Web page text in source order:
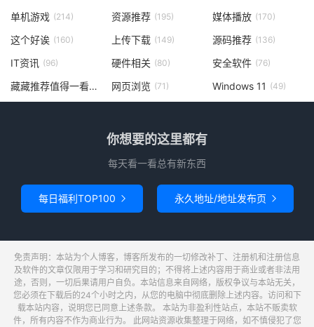
单机游戏 (214) 资源推荐 (195) 媒体播放 (170)
这个好诶 (160) 上传下载 (149) 源码推荐 (136)
IT资讯 (96) 硬件相关 (80) 安全软件 (76)
藏藏推荐值得一看(73) 网页浏览 (71) Windows 11 (49)
你想要的这里都有
每天看一看总有新东西
每日福利TOP100  永久地址/地址发布页 
免责声明：本站为个人博客，博客所发布的一切修改补丁、注册机和注册信息
及软件的文章仅限用于学习和研究目的；不得将上述内容用于商业或者非法用
途，否则，一切后果请用户自负。本站信息来自网络，版权争议与本站无关，
您必须在下载后的24个小时之内，从您的电脑中彻底删除上述内容。访问和下
载本站内容，说明您已同意上述条款。 本站为非盈利性站点，本站不贩卖软
件，所有内容不作为商业行为。 此网站资源收集整理于网络，如不慎侵犯了您